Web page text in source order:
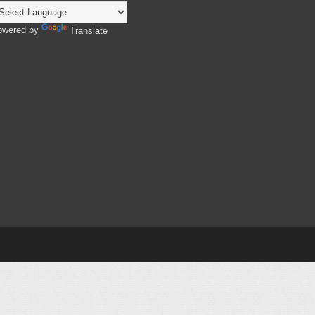
by Translate